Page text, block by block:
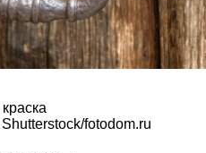
краска
fotodom.ru